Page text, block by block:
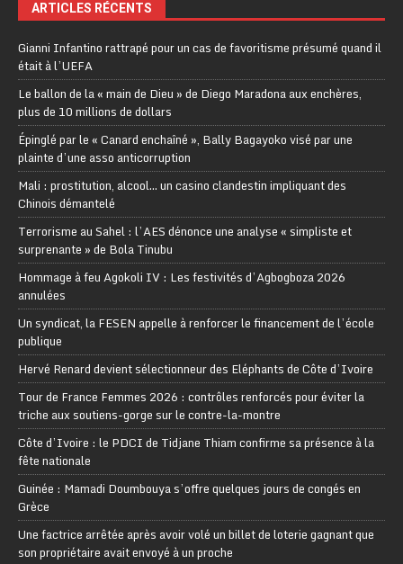
ARTICLES RÉCENTS
Gianni Infantino rattrapé pour un cas de favoritisme présumé quand il
était à l’UEFA
Le ballon de la « main de Dieu » de Diego Maradona aux enchères,
plus de 10 millions de dollars
Épinglé par le « Canard enchaîné », Bally Bagayoko visé par une
plainte d’une asso anticorruption
Mali : prostitution, alcool… un casino clandestin impliquant des
Chinois démantelé
Terrorisme au Sahel : l’AES dénonce une analyse « simpliste et
surprenante » de Bola Tinubu
Hommage à feu Agokoli IV : Les festivités d’Agbogboza 2026
annulées
Un syndicat, la FESEN appelle à renforcer le financement de l’école
publique
Hervé Renard devient sélectionneur des Eléphants de Côte d’Ivoire
Tour de France Femmes 2026 : contrôles renforcés pour éviter la
triche aux soutiens-gorge sur le contre-la-montre
Côte d’Ivoire : le PDCI de Tidjane Thiam confirme sa présence à la
fête nationale
Guinée : Mamadi Doumbouya s’offre quelques jours de congés en
Grèce
Une factrice arrêtée après avoir volé un billet de loterie gagnant que
son propriétaire avait envoyé à un proche